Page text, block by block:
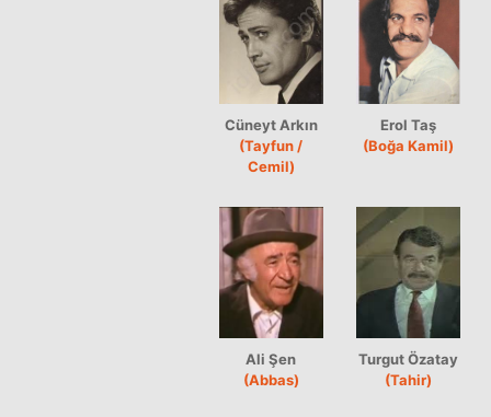
Cüneyt Arkın
(Tayfun /
Cemil)
Erol Taş
(Boğa Kamil)
Ali Şen
(Abbas)
Turgut Özatay
(Tahir)